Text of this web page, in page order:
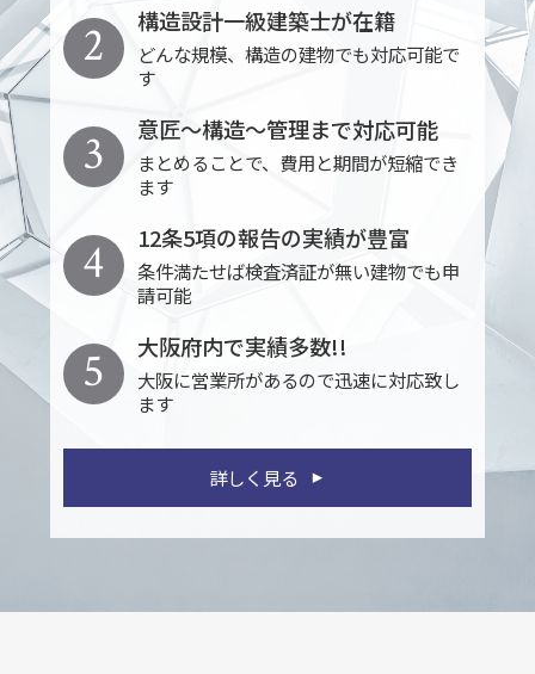
構造設計一級建築士が在籍
どんな規模、構造の建物でも対応可能で
す
2
意匠～構造～管理まで対応可能
まとめることで、費用と期間が短縮でき
ます
3
12条5項の報告の実績が豊富
条件満たせば検査済証が無い建物でも申
請可能
4
大阪府内で実績多数!!
大阪に営業所があるので迅速に対応致し
ます
5
詳しく見る